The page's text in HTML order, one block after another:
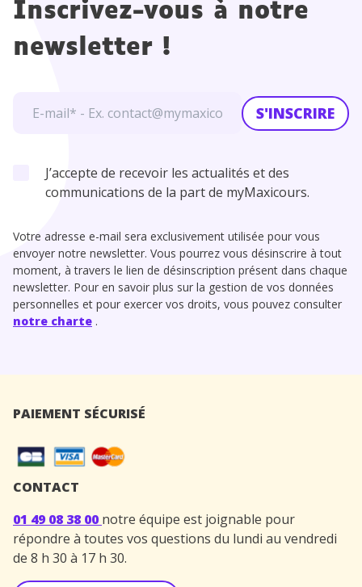
Inscrivez-vous à notre
newsletter !
S'INSCRIRE
J’accepte de recevoir les actualités et des
communications de la part de myMaxicours.
Votre adresse e-mail sera exclusivement utilisée pour vous
envoyer notre newsletter. Vous pourrez vous désinscrire à tout
moment, à travers le lien de désinscription présent dans chaque
newsletter. Pour en savoir plus sur la gestion de vos données
personnelles et pour exercer vos droits, vous pouvez consulter
notre charte .
PAIEMENT SÉCURISÉ
CONTACT
01 49 08 38 00 notre équipe est joignable pour
répondre à toutes vos questions du lundi au vendredi
de 8 h 30 à 17 h 30.